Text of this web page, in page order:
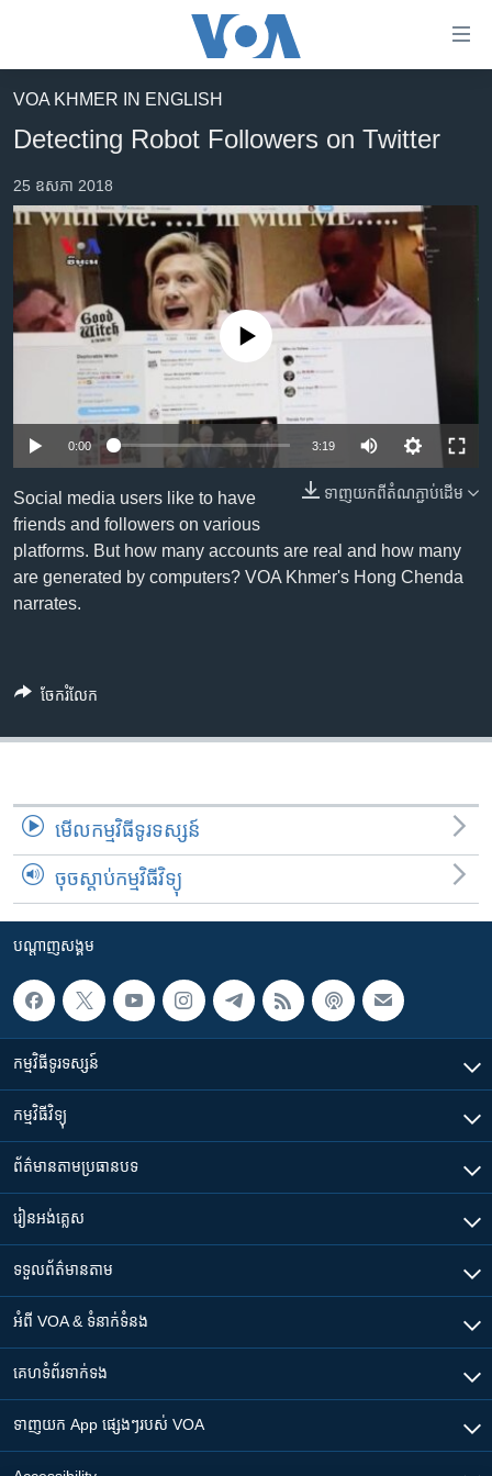
គេហទំព័រ​
រំលង​
និង​
ចូល​
ទៅ​​
ព័ត៌មាន​​
តែ​
ម្តង
ទំព័រ​
រចនា
សម្ព័ន្ធ​
រំលង​
និង​
ចូល​
អន្តរជាតិ
អាមេរិក
ហេឡូវីអូអេ
កម្ពុជាច្នៃប្រតិដ្ឋ
ព្រឹត្តិការណ៍ព័ត៌មាន
ទូរទស្សន៍ / វីដេអូ​
វិទ្យុ / ផតខាសថ៍
កម្មវិធីទាំងអស់
Khmer English
បណ្តាញ​សង្គម
ភាសា
VOA KHMER IN ENGLISH
Detecting Robot Followers on Twitter
25 ឧសភា 2018
No media source currently available
0:00 3:19
ទាញ​យក​ពី​តំណភ្ជាប់​ដើម
Social media users like to have
friends and followers on various
platforms. But how many accounts are real and how many
are generated by computers? VOA Khmer's Hong Chenda
narrates.
ចែករំលែក
មើល​កម្មវិធី​ទូរទស្សន៍
ចុចស្តាប់កម្មវិធីវិទ្យុ
បណ្តាញ​សង្គម
កម្មវិធី​ទូរទស្សន៍
កម្មវិធី​វិទ្យុ
ព័ត៌មាន​តាមប្រធានបទ​
រៀន​​អង់គ្លេស
ទទួល​ព័ត៌មាន​តាម
អំពី​ VOA & ទំនាក់ទំនង
គេហទំព័រ​​ទាក់ទង
ទាញយក​ App ផ្សេងៗ​របស់​ VOA